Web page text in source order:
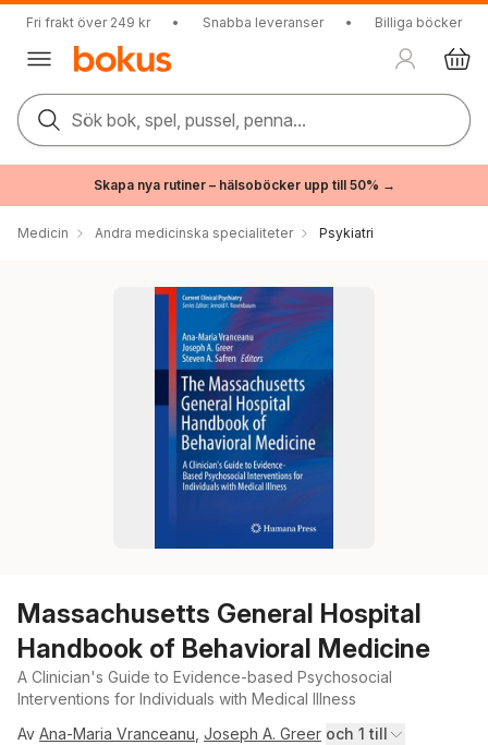
Fri frakt över 249 kr • Snabba leveranser • Billiga böcker
Sök bok, spel, pussel, penna...
Skapa nya rutiner – hälsoböcker upp till 50% →
Medicin Andra medicinska specialiteter Psykiatri
Massachusetts General Hospital
Handbook of Behavioral Medicine
A Clinician's Guide to Evidence-based Psychosocial
Interventions for Individuals with Medical Illness
Av Ana-Maria Vranceanu Joseph A. Greer och 1 till